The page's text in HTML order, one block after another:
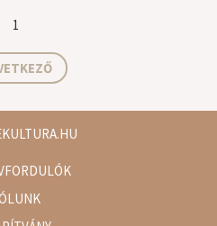
1